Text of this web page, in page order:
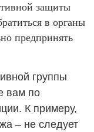
защиты
в органы
предпринять
группы
вам по
К примеру,
– не следует